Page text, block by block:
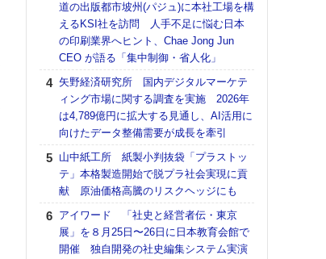
道の出版都市坡州(パジュ)に本社工場を構
えるKSI社を訪問 人手不足に悩む日本
の印刷業界へヒント、Chae Jong Jun
CEO が語る「集中制御・省人化」
矢野経済研究所 国内デジタルマーケテ
ィング市場に関する調査を実施 2026年
は4,789億円に拡大する見通し、AI活用に
向けたデータ整備需要が成長を牽引
山中紙工所 紙製小判抜袋「プラストッ
テ」本格製造開始で脱プラ社会実現に貢
献 原油価格高騰のリスクヘッジにも
アイワード 「社史と経営者伝・東京
展」を８月25日〜26日に日本教育会館で
開催 独自開発の社史編集システム実演